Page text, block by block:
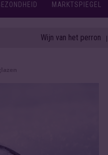
MARKTSPIEGEL
Wijn van het perron| 07 aug